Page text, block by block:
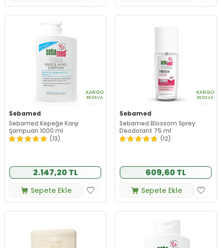
KARGO
BEDAVA
Sebamed
Sebamed Kepeğe Karşı
Şampuan 1000 ml
(13)
2.147,20 TL
Sepete Ekle
KARGO
BEDAVA
Sebamed
Sebamed Blossom Sprey
Deodorant 75 ml
(12)
609,60 TL
Sepete Ekle